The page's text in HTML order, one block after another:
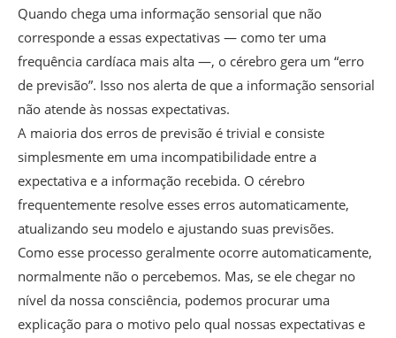
Quando chega uma informação sensorial que não
corresponde a essas expectativas — como ter uma
frequência cardíaca mais alta —, o cérebro gera um “erro
de previsão”. Isso nos alerta de que a informação sensorial
não atende às nossas expectativas.
A maioria dos erros de previsão é trivial e consiste
simplesmente em uma incompatibilidade entre a
expectativa e a informação recebida. O cérebro
frequentemente resolve esses erros automaticamente,
atualizando seu modelo e ajustando suas previsões.
Como esse processo geralmente ocorre automaticamente,
normalmente não o percebemos. Mas, se ele chegar no
nível da nossa consciência, podemos procurar uma
explicação para o motivo pelo qual nossas expectativas e